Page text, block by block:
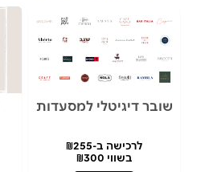
שובר דיגיטלי למסעדות
לרכישה ב-₪255
בשווי ₪300